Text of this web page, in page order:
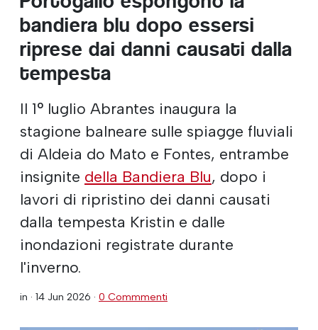
bandiera blu dopo essersi
riprese dai danni causati dalla
tempesta
Il 1° luglio Abrantes inaugura la
stagione balneare sulle spiagge fluviali
di Aldeia do Mato e Fontes, entrambe
insignite della Bandiera Blu, dopo i
lavori di ripristino dei danni causati
dalla tempesta Kristin e dalle
inondazioni registrate durante
l'inverno.
in · 14 Jun 2026 · 0 Commmenti